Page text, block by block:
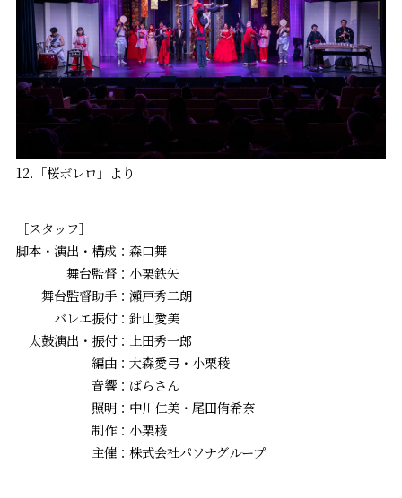
12.「桜ボレロ」より
［スタッフ］
脚本・演出・構成：森口舞
舞台監督：小栗鉄矢
舞台監督助手：瀨戸秀二朗
バレエ振付：針山愛美
太鼓演出・振付：上田秀一郎
編曲：大森愛弓・小栗稜
音響：ばらさん
照明：中川仁美・尾田侑希奈
制作：小栗稜
主催：株式会社パソナグループ